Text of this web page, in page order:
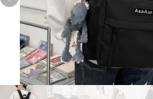
Previous slide